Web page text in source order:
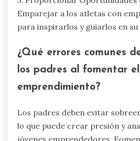
Emparejar a los atletas con
para inspirarlos y guiarlos en su
¿Qué errores comunes
los padres al fomentar el
emprendimiento?
Los padres deben evitar
lo que puede crear presión y
jóvenes emprendedores.